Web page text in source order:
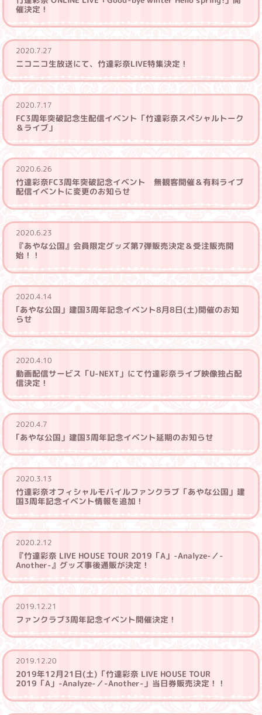
催決定！
2020.7.27
ニコニコ生放送にて、竹達彩奈LIVE特集決定！
2020.7.17
FC3周年突破記念生配信イベント「竹達彩奈スペシャルトーク
＆ライブ」
2020.6.26
竹達彩奈FC3周年突破記念イベント 無観客開催＆有料ライブ
配信イベントに変更のお知らせ
2020.6.23
『あやな公国』会員限定グッズ第7弾販売決定＆受注販売開
始！！
2020.4.14
｢あやな公国」建国3周年記念イベント8月8日(土)開催のお知
らせ
2020.4.10
動画配信サービス「U-NEXT」にて⽵達彩奈ライブ映像独占配
信決定！
2020.4.7
｢あやな公国」建国3周年記念イベント延期のお知らせ
2020.3.13
竹達彩奈オフィシャルモバイルファンクラブ「あやな公国」建
国3周年記念イベント情報を追加！
2020.2.12
『竹達彩奈 LIVE HOUSE TOUR 2019「A」-Analyze-／-
Another-』グッズ事後通販が決定！
2019.12.21
ファンクラブ3周年記念イベント開催決定！
2019.12.20
2019年12月21日(土)「竹達彩奈 LIVE HOUSE TOUR
2019「A」-Analyze-／-Another-」当日券販売決定！！